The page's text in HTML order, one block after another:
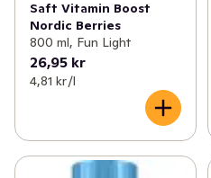
Saft Vitamin Boost
Nordic Berries
800 ml, Fun Light
26,95 kr
4,81 kr /l